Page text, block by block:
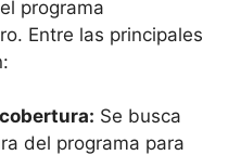
programa
Entre las principales
Se busca
del programa para